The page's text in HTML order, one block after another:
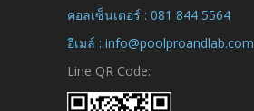
คอลเซ็นเตอร์ : 081 844 5564
อีเมล์ : info@poolproandlab.com
Line QR Code: